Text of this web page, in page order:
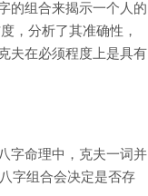
的组合来揭示一个人的
，分析了其准确性，
夫在必须程度上是具有
字命理中，克夫一词并
字组合会决定是否存